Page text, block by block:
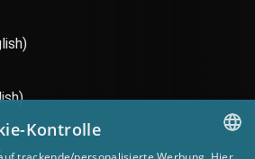
Kontrolle